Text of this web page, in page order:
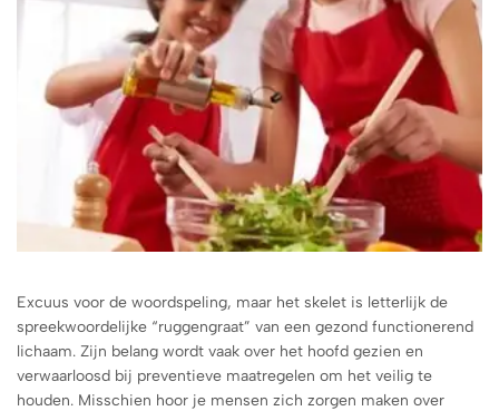
Excuus voor de woordspeling, maar het skelet is letterlijk de
spreekwoordelijke “ruggengraat” van een gezond functionerend
lichaam. Zijn belang wordt vaak over het hoofd gezien en
verwaarloosd bij preventieve maatregelen om het veilig te
houden. Misschien hoor je mensen zich zorgen maken over